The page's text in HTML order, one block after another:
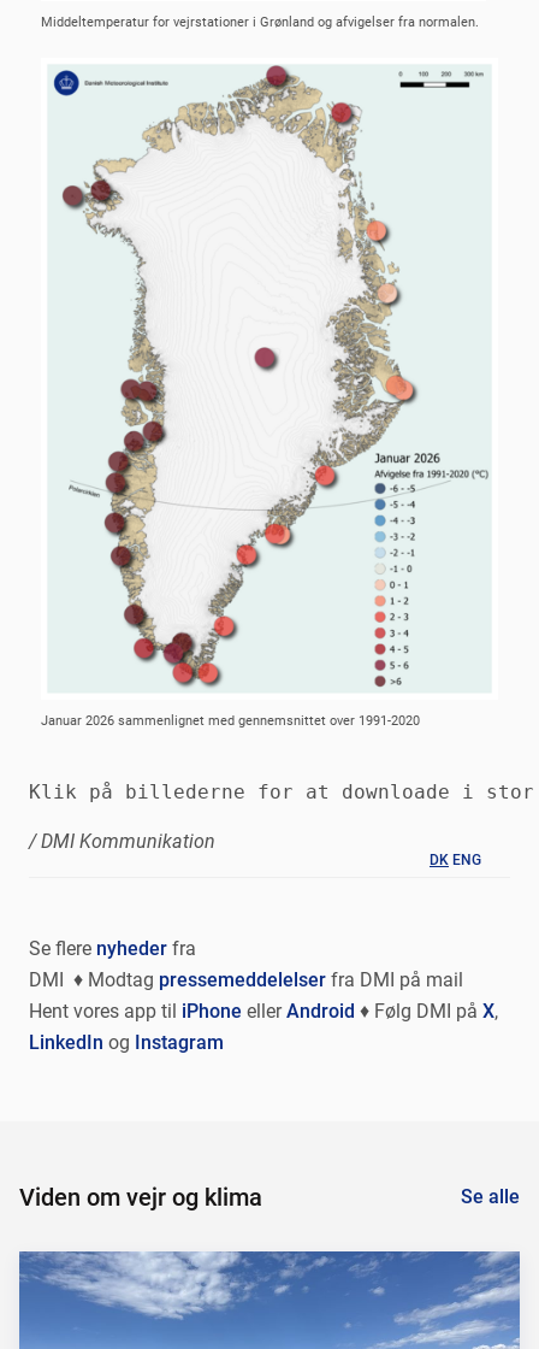
Middeltemperatur for vejrstationer i Grønland og afvigelser fra normalen.
Januar 2026 sammenlignet med gennemsnittet over 1991-2020
Klik på billederne for at downloade i
DK ENG
/ DMI Kommunikation
Se flere nyheder fra
DMI ♦ Modtag pressemeddelelser fra DMI på mail
Hent vores app til iPhone ellerAndroid ♦ Følg DMI på X,
LinkedIn og Instagram
Viden om vejr og klima Se alle